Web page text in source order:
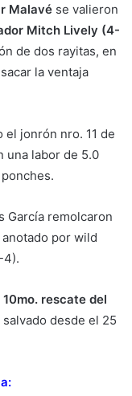
Malavé se valieron
Mitch Lively (4-
de dos rayitas, en
la ventaja
jonrón nro. 11 de
una labor de 5.0
García remolcaron
por wild
4).
rescate del
desde el 25